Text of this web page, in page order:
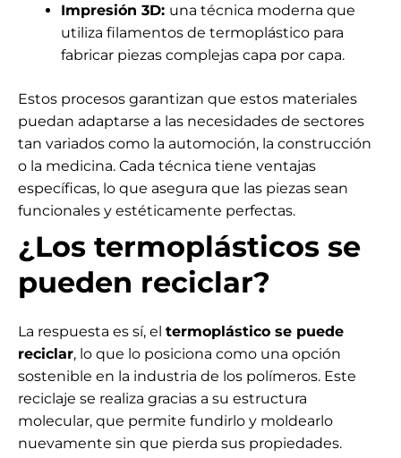
Impresión 3D: una técnica moderna que
utiliza filamentos de termoplástico para
fabricar piezas complejas capa por capa.
Estos procesos garantizan que estos materiales
puedan adaptarse a las necesidades de sectores
tan variados como la automoción, la construcción
o la medicina. Cada técnica tiene ventajas
específicas, lo que asegura que las piezas sean
funcionales y estéticamente perfectas.
¿Los termoplásticos se
pueden reciclar?
La respuesta es sí, el termoplástico se puede
reciclar, lo que lo posiciona como una opción
sostenible en la industria de los polímeros. Este
reciclaje se realiza gracias a su estructura
molecular, que permite fundirlo y moldearlo
nuevamente sin que pierda sus propiedades.